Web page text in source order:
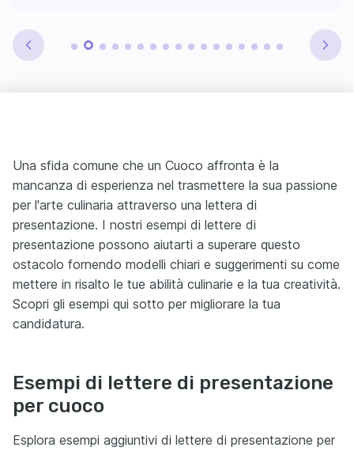
Una sfida comune che un Cuoco affronta è la
mancanza di esperienza nel trasmettere la sua passione
per l'arte culinaria attraverso una lettera di
presentazione. I nostri esempi di lettere di
presentazione possono aiutarti a superare questo
ostacolo fornendo modelli chiari e suggerimenti su come
mettere in risalto le tue abilità culinarie e la tua creatività.
Scopri gli esempi qui sotto per migliorare la tua
candidatura.
Esempi di lettere di presentazione
per cuoco
Esplora esempi aggiuntivi di lettere di presentazione per